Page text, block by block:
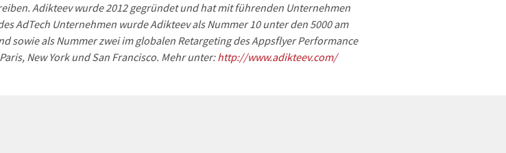
Adikteev wurde 2012 gegründet und hat mit führenden Unternehmen
AdTech Unternehmen wurde Adikteev als Nummer 10 unter den 5000 am
sowie als Nummer zwei im globalen Retargeting des Appsflyer Performance
New York und San Francisco. Mehr unter:http://www.adikteev.com/